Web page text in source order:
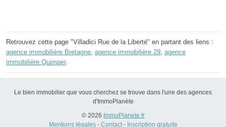
Retrouvez cette page "Villadici Rue de la Liberté" en partant des liens :
agence immobilière Bretagne, agence immobilière 29, agence
immobilière Quimper.
Le bien immobilier que vous cherchez se trouve dans l'une des agences
d'ImmoPlanète
© 2026 ImmoPlanete.fr
Mentions légales- Contact- Inscription gratuite